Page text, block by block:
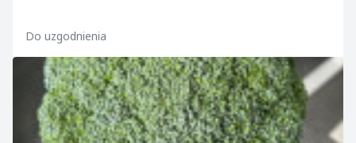
Do uzgodnienia